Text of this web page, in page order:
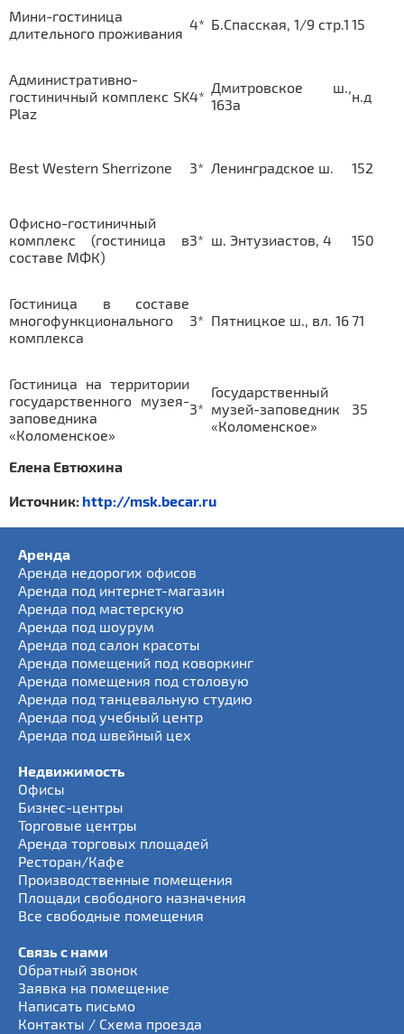
Мини-гостиница
длительного проживания
4* Б.Спасская, 1/9 стр.1 15
Административно-
гостиничный комплекс SK
Plaz
4*
Дмитровское ш.,
163а
н.д
Best Western Sherrizone 3* Ленинградское ш. 152
Офисно-гостиничный
комплекс (гостиница в
составе МФК)
3* ш. Энтузиастов, 4 150
Гостиница в составе
многофункционального
комплекса
3* Пятницкое ш., вл. 1671
Гостиница на территории
государственного музея-
заповедника
«Коломенское»
3*
Государственный
музей-заповедник
«Коломенское»
35
Елена Евтюхина
Источник: http://msk.becar.ru
Аренда
Аренда недорогих офисов
Аренда под интернет-магазин
Аренда под мастерскую
Аренда под шоурум
Аренда под салон красоты
Аренда помещений под коворкинг
Аренда помещения под столовую
Аренда под танцевальную студию
Аренда под учебный центр
Аренда под швейный цех
Недвижимость
Офисы
Бизнес-центры
Торговые центры
Аренда торговых площадей
Ресторан/Кафе
Производственные помещения
Площади свободного назначения
Все свободные помещения
Связь с нами
Обратный звонок
Заявка на помещение
Написать письмо
Контакты / Схема проезда